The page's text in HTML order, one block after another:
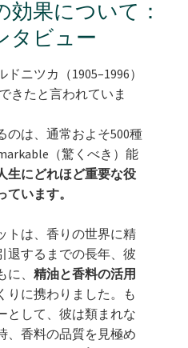
効果について：
タビュー
ニツカ（1905–1996）
きたと言われていま
のは、通常およそ500種
（驚くべき）能
生にどれほど重要な役
います。
トは、香りの世界に精
退するまでの長年、彼
、 精油と香料の活用
りに携わりました。も
として、彼は類まれな
、香料の品質を見極め